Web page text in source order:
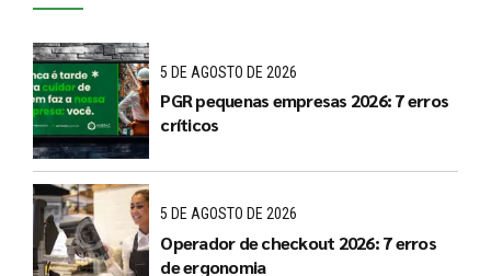
5 DE AGOSTO DE 2026
PGR pequenas empresas 2026: 7 erros
críticos
5 DE AGOSTO DE 2026
Operador de checkout 2026: 7 erros
de ergonomia